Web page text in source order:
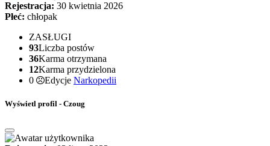
Rejestracja: 30 kwietnia 2026
Płeć: chłopak
ZASŁUGI
93Liczba postów
36Karma otrzymana
12Karma przydzielona
0
Edycje Narkopedii
Wyświetl profil - Czoug